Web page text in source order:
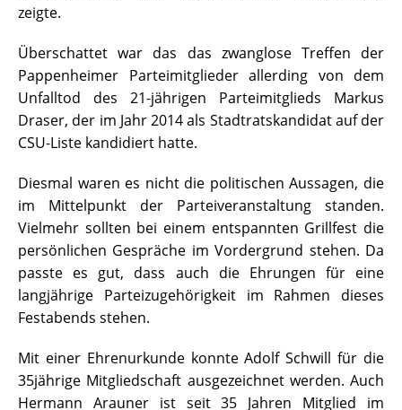
zeigte.
Überschattet war das das zwanglose Treffen der
Pappenheimer Parteimitglieder allerding von dem
Unfalltod des 21-jährigen Parteimitglieds Markus
Draser, der im Jahr 2014 als Stadtratskandidat auf der
CSU-Liste kandidiert hatte.
Diesmal waren es nicht die politischen Aussagen, die
im Mittelpunkt der Parteiveranstaltung standen.
Vielmehr sollten bei einem entspannten Grillfest die
persönlichen Gespräche im Vordergrund stehen. Da
passte es gut, dass auch die Ehrungen für eine
langjährige Parteizugehörigkeit im Rahmen dieses
Festabends stehen.
Mit einer Ehrenurkunde konnte Adolf Schwill für die
35jährige Mitgliedschaft ausgezeichnet werden. Auch
Hermann Arauner ist seit 35 Jahren Mitglied im